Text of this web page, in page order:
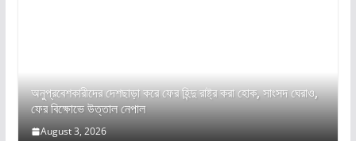
অনুপ্রবেশকারীদের দেশছাড়া করে ফের হিন্দু রাষ্ট্র করা হোক, সাংসদ ঘেরাও,
ফের বিক্ষোভে উত্তাল নেপাল
August 3, 2026